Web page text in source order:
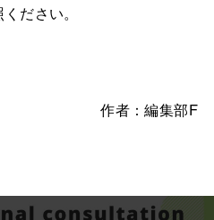
ださい。
作者：編集部F